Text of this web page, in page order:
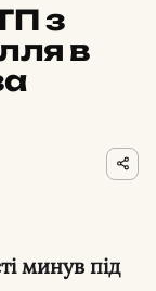
з
в
минув під